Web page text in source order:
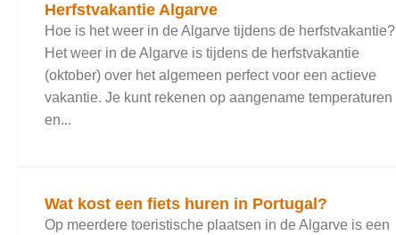
Herfstvakantie Algarve
Hoe is het weer in de Algarve tijdens de herfstvakantie?
Het weer in de Algarve is tijdens de herfstvakantie
(oktober) over het algemeen perfect voor een actieve
vakantie. Je kunt rekenen op aangename temperaturen
en...
Wat kost een fiets huren in Portugal?
Op meerdere toeristische plaatsen in de Algarve is een